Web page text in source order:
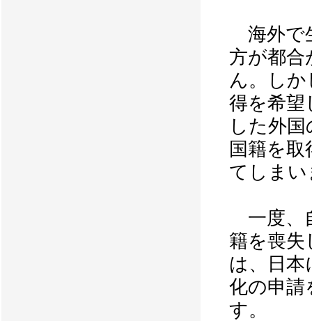
海外で
方が都合
ん。し
得を希望
した外
国籍を
てしまい
一度、
籍を喪失
は、日
化の申請
す。